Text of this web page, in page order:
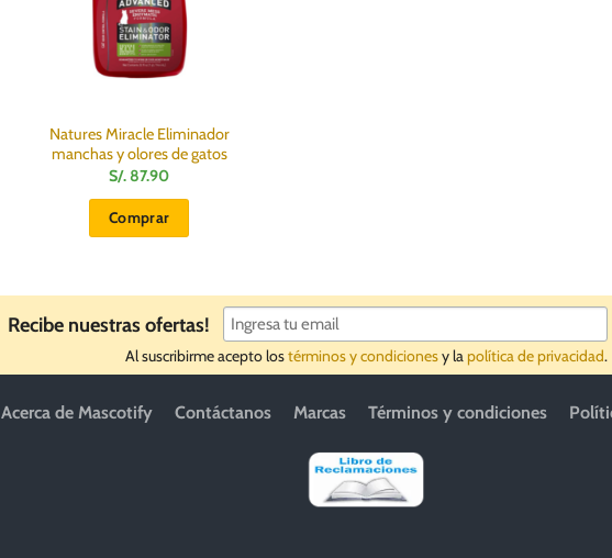
Natures Miracle Eliminador
manchas y olores de gatos
S/.87.90
Comprar
Recibe nuestras ofertas!
Al suscribirme acepto lostérminos y condicionesy lapolítica de privacidad.
Acerca de Mascotify Contáctanos Marcas Términos y condiciones